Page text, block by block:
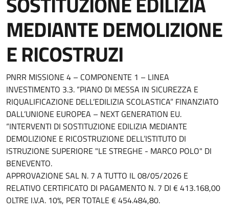
MEDIANTE DEMOLIZIONE
E RICOSTRUZI
PNRR MISSIONE 4 – COMPONENTE 1 – LINEA
INVESTIMENTO 3.3. “PIANO DI MESSA IN SICUREZZA E
RIQUALIFICAZIONE DELL’EDILIZIA SCOLASTICA” FINANZIATO
DALL’UNIONE EUROPEA – NEXT GENERATION EU.
“INTERVENTI DI SOSTITUZIONE EDILIZIA MEDIANTE
DEMOLIZIONE E RICOSTRUZIONE DELL’ISTITUTO DI
ISTRUZIONE SUPERIORE "LE STREGHE - MARCO POLO" DI
BENEVENTO.
APPROVAZIONE SAL N. 7 A TUTTO IL 08/05/2026 E
RELATIVO CERTIFICATO DI PAGAMENTO N. 7 DI € 413.168,00
OLTRE I.V.A. 10%, PER TOTALE € 454.484,80.